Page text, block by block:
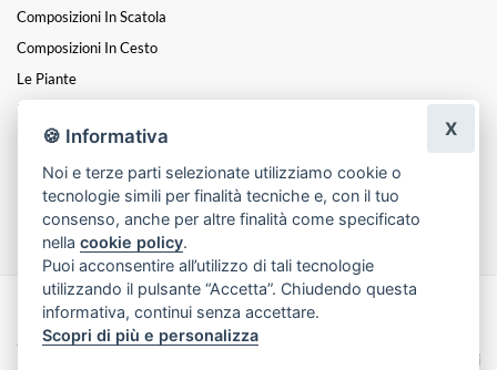
Composizioni In Scatola
Composizioni In Cesto
Le Piante
Fiori A Steli
I Centrotavola
I Cuori
Funebre
Made with byInfoser.it- Realizzazione Siti ecommerce per Fioristi
2026
Termini e Condizioni
🍪 Informativa
Noi e terze parti selezionate utilizziamo cookie o
tecnologie simili per finalità tecniche e, con il tuo
consenso, anche per altre finalità come specificato
nellacookie policy.
Puoi acconsentire all’utilizzo di tali tecnologie
utilizzando il pulsante “Accetta”. Chiudendo questa
informativa, continui senza accettare.
Scopri di più e personalizza
X